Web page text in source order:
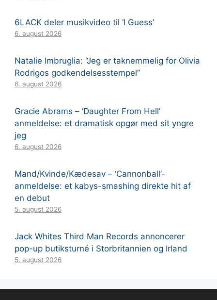
6LACK deler musikvideo til ‘I Guess’
6. august 2026
Natalie Imbruglia: “Jeg er taknemmelig for Olivia
Rodrigos godkendelsesstempel”
6. august 2026
Gracie Abrams – ‘Daughter From Hell’
anmeldelse: et dramatisk opgør med sit yngre
jeg
6. august 2026
Mand/Kvinde/Kædesav – ‘Cannonball’-
anmeldelse: et kabys-smashing direkte hit af
en debut
5. august 2026
Jack Whites Third Man Records annoncerer
pop-up butiksturné i Storbritannien og Irland
5. august 2026